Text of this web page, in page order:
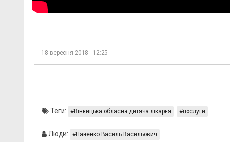
18 вересня 2018 - 12:25
Теги: Вінницька обласна дитяча лікарня послуги
Люди: Паненко Василь Васильович